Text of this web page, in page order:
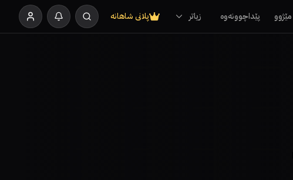
پێداچوونەوە زیاتر پلانی شاهانە